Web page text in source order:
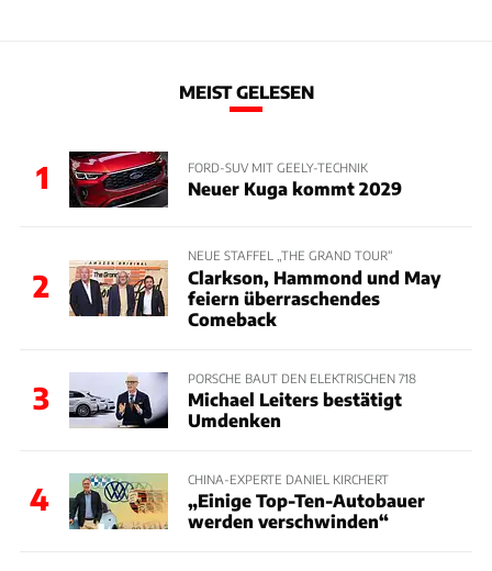
MEIST GELESEN
1 FORD-SUV MIT GEELY-TECHNIK
Neuer Kuga kommt 2029
2
NEUE STAFFEL „THE GRAND TOUR“
Clarkson, Hammond und May
feiern überraschendes
Comeback
3
PORSCHE BAUT DEN ELEKTRISCHEN 718
Michael Leiters bestätigt
Umdenken
4
CHINA-EXPERTE DANIEL KIRCHERT
„Einige Top-Ten-Autobauer
werden verschwinden“